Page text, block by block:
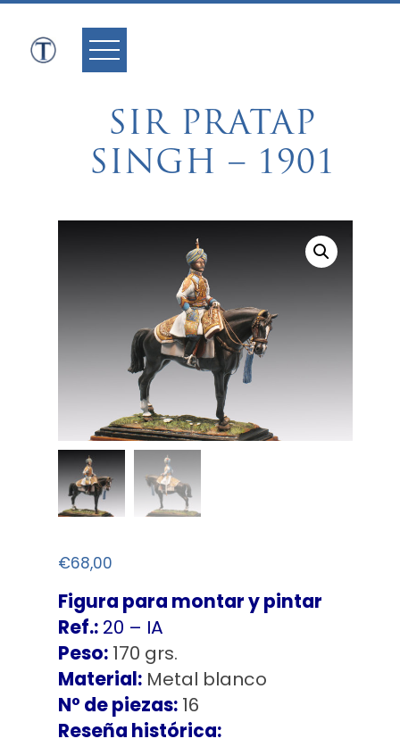
Skip
content
SIR PRATAP
SINGH – 1901
€68,00
Figura para montar y pintar
Ref.:20 – IA
Peso:170 grs.
Material:Metal blanco
Nº de piezas: 16
Reseña histórica: